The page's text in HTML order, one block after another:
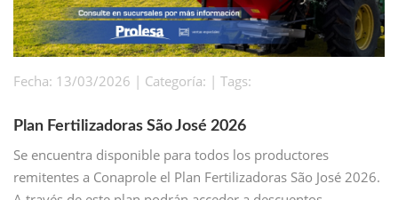
Fecha: 13/03/2026 | Categoría: | Tags:
Plan Fertilizadoras São José 2026
Se encuentra disponible para todos los productores
remitentes a Conaprole el Plan Fertilizadoras São José 2026.